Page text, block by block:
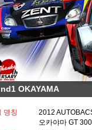
OKAYAMA
명칭
2012
오카야마 GT